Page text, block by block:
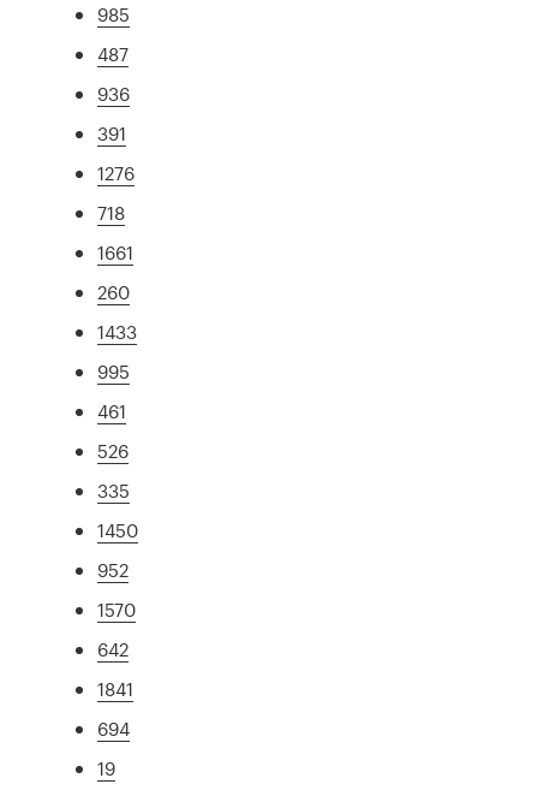
985
487
936
391
1276
718
1661
260
1433
995
461
526
335
1450
952
1570
642
1841
694
19